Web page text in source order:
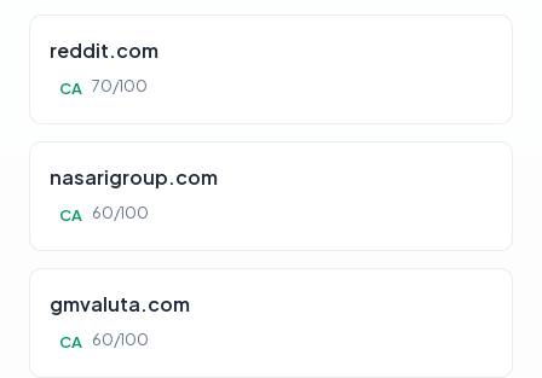
reddit.com
CA 70/100
nasarigroup.com
CA 60/100
gmvaluta.com
CA 60/100